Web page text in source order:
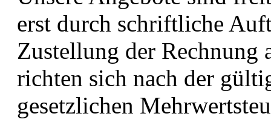
erst durch schriftliche
Zustellung der Rechnung
richten sich nach der
gesetzlichen